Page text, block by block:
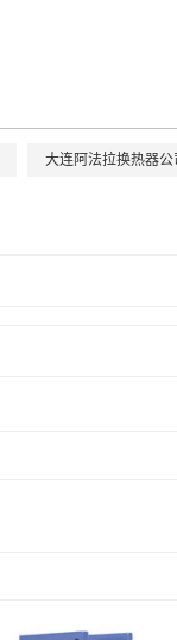
大连阿法拉换热器公